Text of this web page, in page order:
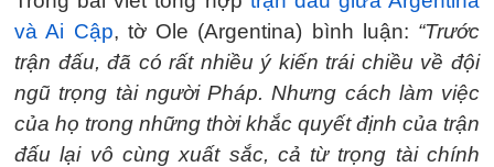
và Ai Cập, tờ Ole (Argentina) bình luận: “Trước
trận đấu, đã có rất nhiều ý kiến ​​trái chiều về đội
ngũ trọng tài người Pháp. Nhưng cách làm việc
của họ trong những thời khắc quyết định của trận
đấu lại vô cùng xuất sắc, cả từ trọng tài chính